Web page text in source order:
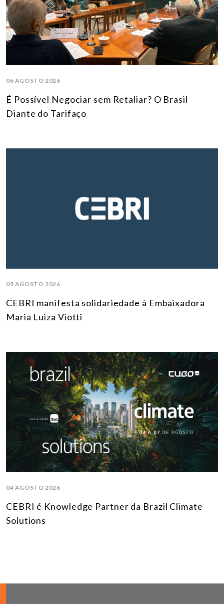
06 AGOSTO 2026
É Possível Negociar sem Retaliar? O Brasil
Diante do Tarifaço
05 AGOSTO 2026
CEBRI manifesta solidariedade à Embaixadora
Maria Luiza Viotti
04 AGOSTO 2026
CEBRI é Knowledge Partner da Brazil Climate
Solutions